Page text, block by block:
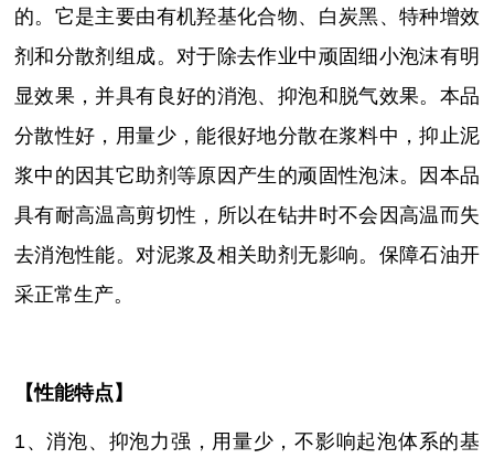
的。它是主要由有机羟基化合物、白炭黑、特种增效
剂和分散剂组成。对于除去作业中顽固细小泡沫有明
显效果，并具有良好的消泡、抑泡和脱气效果。本品
分散性好，用量少，能很好地分散在浆料中，抑止泥
浆中的因其它助剂等原因产生的顽固性泡沫。因本品
具有耐高温高剪切性，所以在钻井时不会因高温而失
去消泡性能。对泥浆及相关助剂无影响。保障石油开
采正常生产。
【性能特点】
1、消泡、抑泡力强，用量少，不影响起泡体系的基